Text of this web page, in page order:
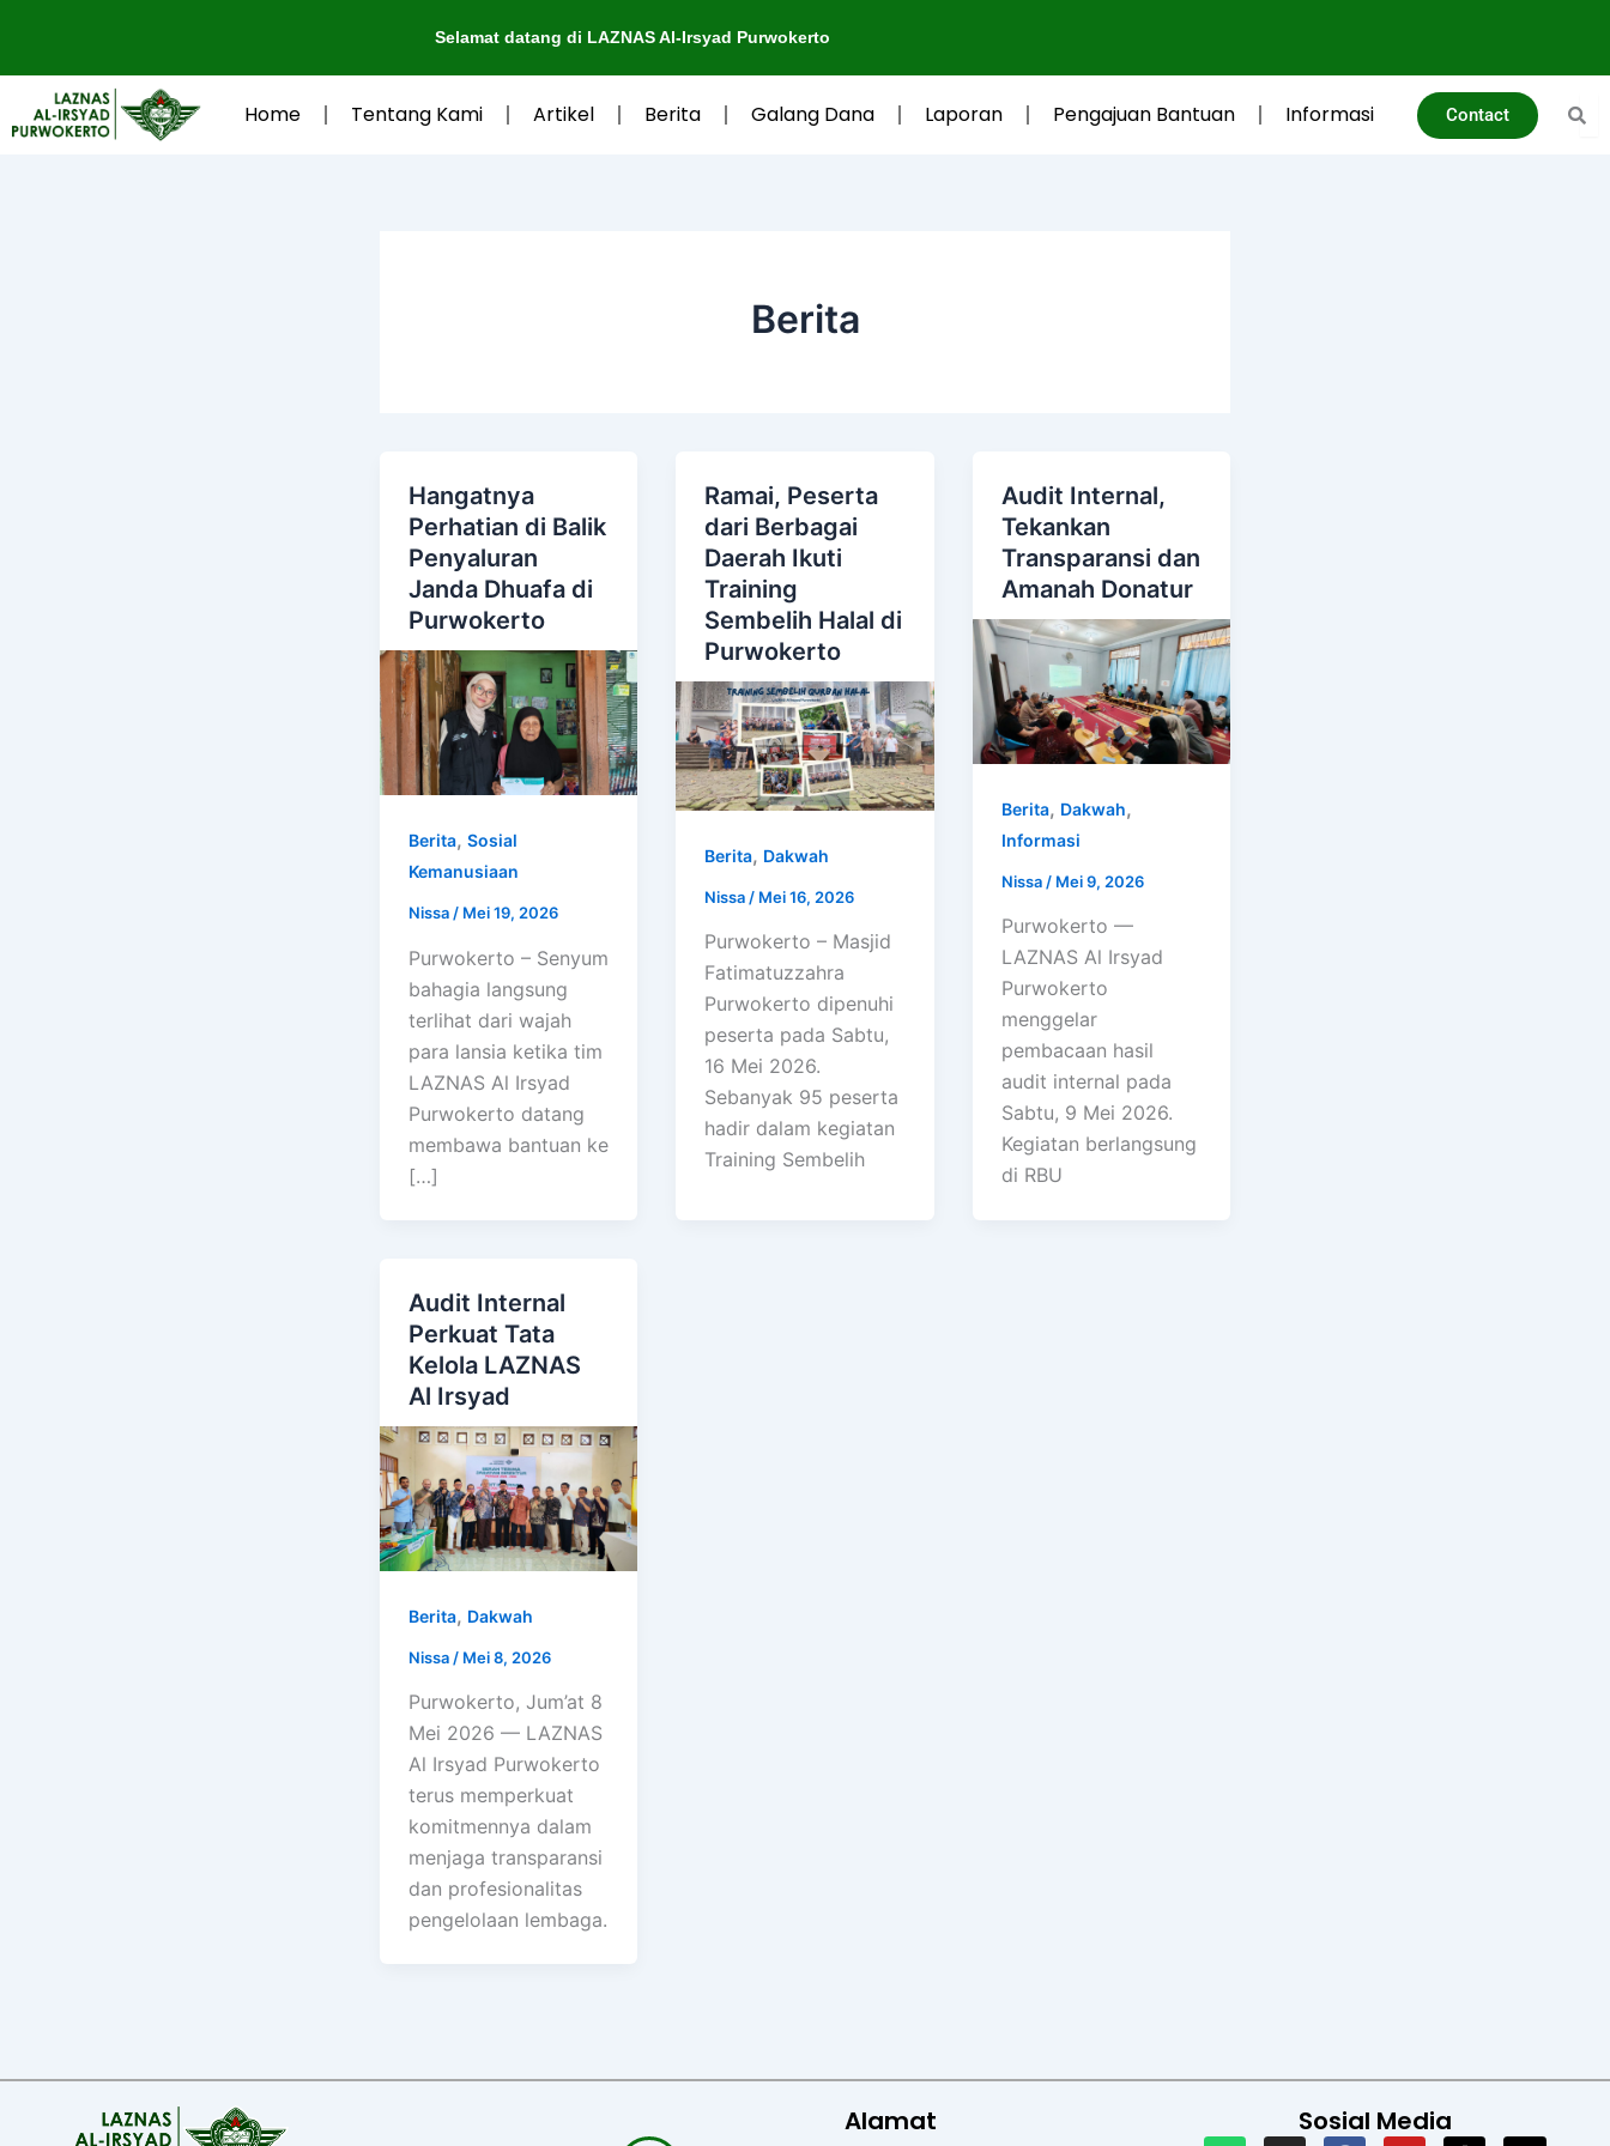
konten
Selamat datang di LAZNAS Al-Irsyad Purwokerto
Home Tentang Kami Artikel Berita Galang Dana Laporan Pengajuan Bantuan Informasi Contact
Berita
Hangatnya
Perhatian di Balik
Penyaluran
Janda Dhuafa di
Purwokerto
Berita, Sosial
Kemanusiaan
Nissa / Mei 19, 2026
Purwokerto – Senyum
bahagia langsung
terlihat dari wajah
para lansia ketika tim
LAZNAS Al Irsyad
Purwokerto datang
membawa bantuan ke
[…]
Ramai, Peserta
dari Berbagai
Daerah Ikuti
Training
Sembelih Halal di
Purwokerto
Berita, Dakwah
Nissa / Mei 16, 2026
Purwokerto – Masjid
Fatimatuzzahra
Purwokerto dipenuhi
peserta pada Sabtu,
16 Mei 2026.
Sebanyak 95 peserta
hadir dalam kegiatan
Training Sembelih
Audit Internal,
Tekankan
Transparansi dan
Amanah Donatur
Berita, Dakwah,
Informasi
Nissa / Mei 9, 2026
Purwokerto —
LAZNAS Al Irsyad
Purwokerto
menggelar
pembacaan hasil
audit internal pada
Sabtu, 9 Mei 2026.
Kegiatan berlangsung
di RBU
Audit Internal
Perkuat Tata
Kelola LAZNAS
Al Irsyad
Berita, Dakwah
Nissa / Mei 8, 2026
Purwokerto, Jum’at 8
Mei 2026 — LAZNAS
Al Irsyad Purwokerto
terus memperkuat
komitmennya dalam
menjaga transparansi
dan profesionalitas
pengelolaan lembaga.
Alamat Sosial Media